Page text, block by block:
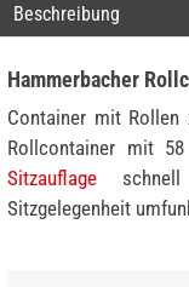
Beschreibung
Hammerbacher
Container mit Rollen
Rollcontainer mit
Sitzauflage
Sitzgelegenheit